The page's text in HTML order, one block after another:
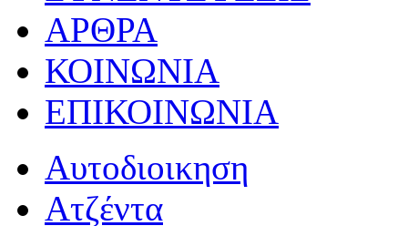
ΑΡΘΡΑ
ΚΟΙΝΩΝΙΑ
ΕΠΙΚΟΙΝΩΝΙΑ
Αυτοδιοικηση
Ατζέντα